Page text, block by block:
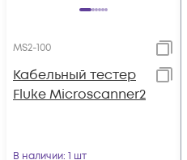
MS2-100
Кабельный тестер
Fluke Microscanner2
В наличии: 1 шт